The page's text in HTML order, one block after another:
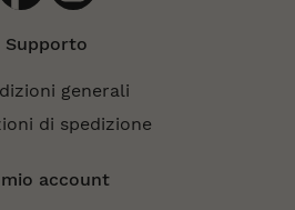
Supporto
generali
di spedizione
account